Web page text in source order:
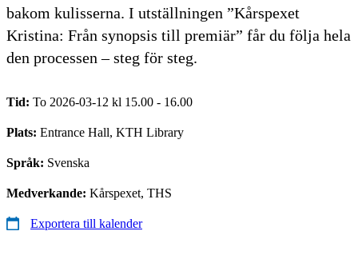
bakom kulisserna. I utställningen ”Kårspexet
Kristina: Från synopsis till premiär” får du följa hela
den processen – steg för steg.
Tid: To 2026-03-12 kl 15.00 - 16.00
Plats: Entrance Hall, KTH Library
Språk: Svenska
Medverkande: Kårspexet, THS
Exportera till kalender